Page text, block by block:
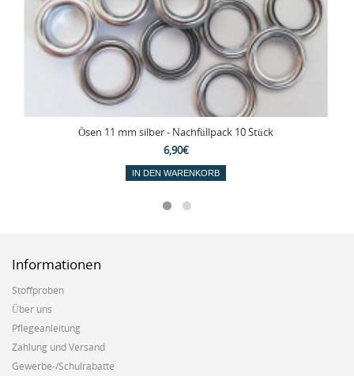
Ösen 11 mm silber - Nachfüllpack 10 Stück
6,90€
IN DEN WARENKORB
Informationen
Stoffproben
Über uns
Pflegeanleitung
Zahlung und Versand
Gewerbe-/Schulrabatte